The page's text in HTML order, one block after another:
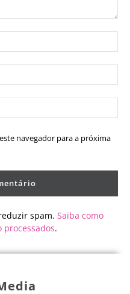
navegador para a próxima
spam. Saiba como
processados.